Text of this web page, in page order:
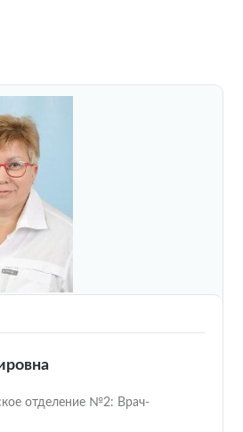
отделение №2: Врач-